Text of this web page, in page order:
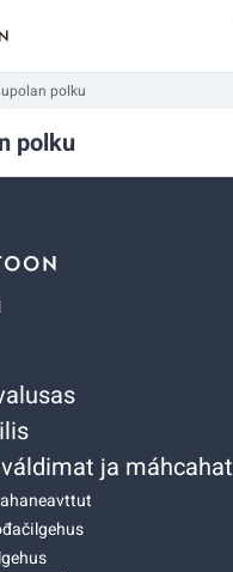
polku
polku
ja máhcahat